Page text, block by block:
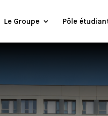
Le Groupe Pôle